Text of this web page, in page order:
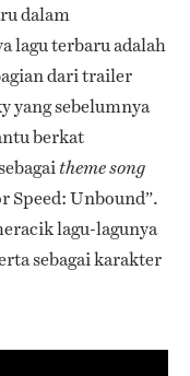
dalam
lagu terbaru adalah
dari trailer
yang sebelumnya
berkat
theme song
Speed: Unbound”.
lagu-lagunya
sebagai karakter